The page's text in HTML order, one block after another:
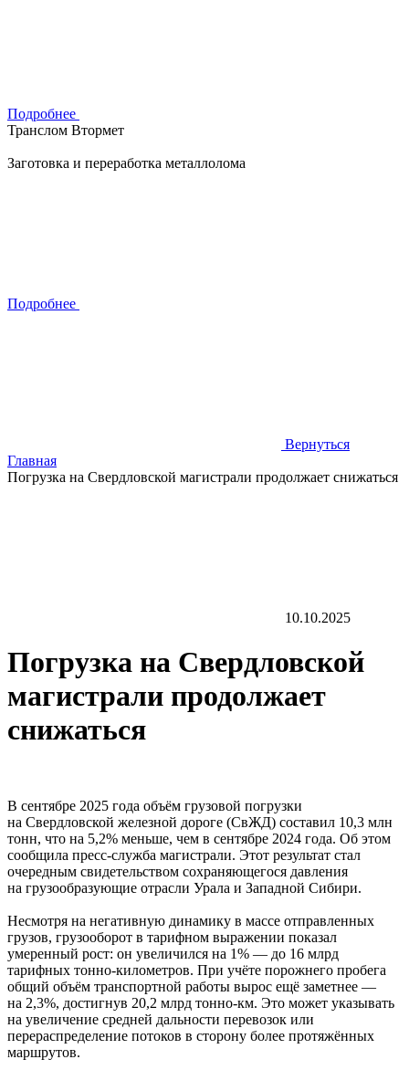
Подробнее
Транслом Втормет
Заготовка и переработка металлолома
Подробнее
Вернуться
Главная
Погрузка на Свердловской магистрали продолжает снижаться
10.10.2025
Погрузка на Свердловской
магистрали продолжает
снижаться
В сентябре 2025 года объём грузовой погрузки
на Свердловской железной дороге (СвЖД) составил 10,3 млн
тонн, что на 5,2% меньше, чем в сентябре 2024 года. Об этом
сообщила пресс-служба магистрали. Этот результат стал
очередным свидетельством сохраняющегося давления
на грузообразующие отрасли Урала и Западной Сибири.
Несмотря на негативную динамику в массе отправленных
грузов, грузооборот в тарифном выражении показал
умеренный рост: он увеличился на 1% — до 16 млрд
тарифных тонно-километров. При учёте порожнего пробега
общий объём транспортной работы вырос ещё заметнее —
на 2,3%, достигнув 20,2 млрд тонно-км. Это может указывать
на увеличение средней дальности перевозок или
перераспределение потоков в сторону более протяжённых
маршрутов.